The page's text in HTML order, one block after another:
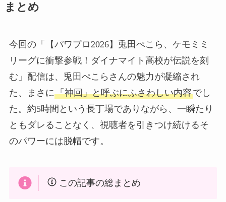
まとめ
今回の「【パワプロ2026】兎田ぺこら、ケモミミ
リーグに衝撃参戦！ダイナマイト高校が伝説を刻
む」配信は、兎田ぺこらさんの魅力が凝縮され
た、まさに「神回」と呼ぶにふさわしい内容でし
た。約5時間という長丁場でありながら、一瞬たり
ともダレることなく、視聴者を引きつけ続けるそ
のパワーには脱帽です。
この記事の総まとめ